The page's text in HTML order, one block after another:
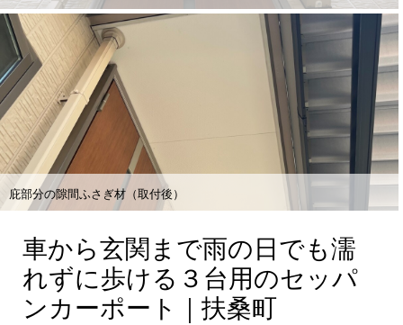
庇部分の隙間ふさぎ材（取付後）
車から玄関まで雨の日でも濡
れずに歩ける３台用のセッパ
ンカーポート｜扶桑町